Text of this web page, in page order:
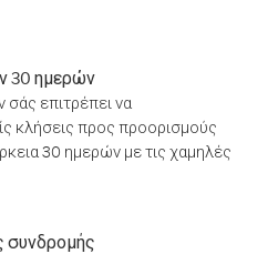
30 ημερών
επιτρέπει να
κλήσεις προς προορισμούς
30 ημερών με τις χαμηλές
συνδρομής